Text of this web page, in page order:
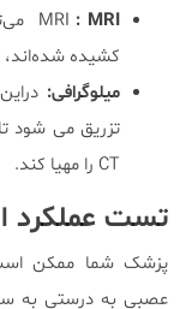
MRI : MRI
کشیده
میلوگرافی:
CT را مهیا کند.
تست عملکرد
پزشک شما ممکن است
عصبی به درستی به